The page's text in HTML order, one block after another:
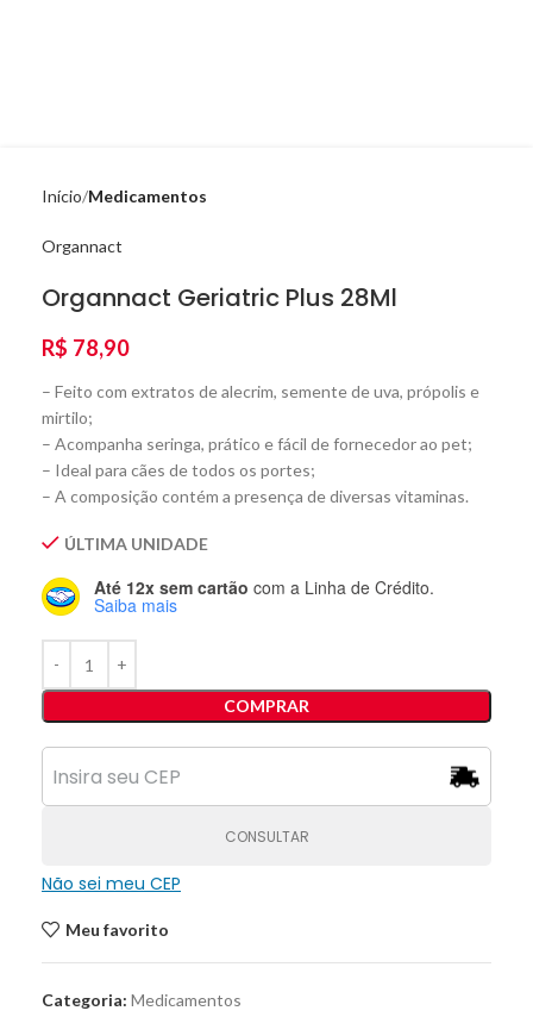
Início Medicamentos
Organnact
Organnact Geriatric Plus 28Ml
R$ 78,90
– Feito com extratos de alecrim, semente de uva, própolis e
mirtilo;
– Acompanha seringa, prático e fácil de fornecedor ao pet;
– Ideal para cães de todos os portes;
– A composição contém a presença de diversas vitaminas.
ÚLTIMA UNIDADE
Até 12x sem cartão com a Linha de Crédito.
Saiba mais
COMPRAR
CONSULTAR
Não sei meu CEP
Meu favorito
Categoria: Medicamentos